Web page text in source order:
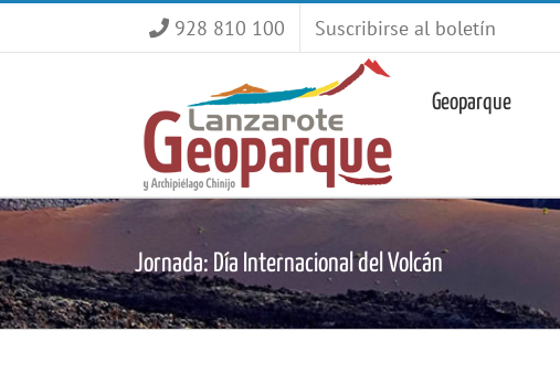
928 810 100 Suscribirse al boletín
Geoparque
Jornada: Día Internacional del Volcán